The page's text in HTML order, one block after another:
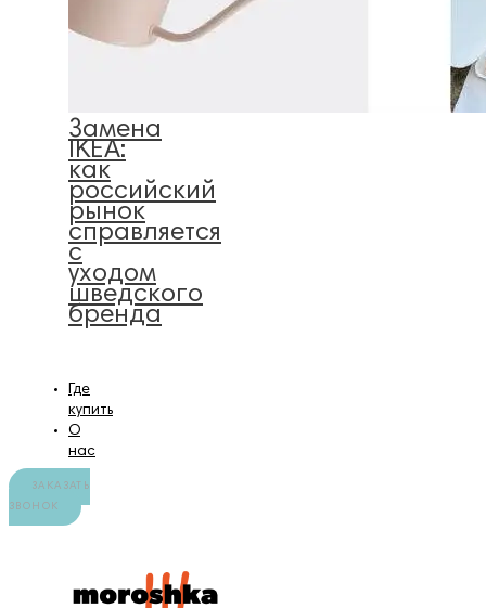
Замена
IKEA:
как
российский
рынок
справляется
с
уходом
шведского
бренда
Где
купить
О
нас
ЗАКАЗАТЬ
ЗВОНОК